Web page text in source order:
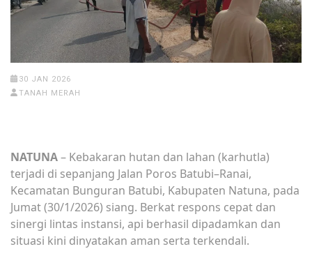
30 JAN 2026
TANAH MERAH
NATUNA– Kebakaran hutan dan lahan (karhutla)
terjadi di sepanjang Jalan Poros Batubi–Ranai,
Kecamatan Bunguran Batubi, Kabupaten Natuna, pada
Jumat (30/1/2026) siang. Berkat respons cepat dan
sinergi lintas instansi, api berhasil dipadamkan dan
situasi kini dinyatakan aman serta terkendali.